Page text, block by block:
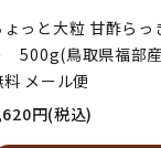
ょっと大粒 甘酢らっ
500g(鳥取県福部
料 メール便
円(税込)